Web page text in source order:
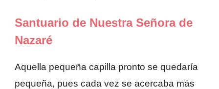
Santuario de Nuestra Señora de
Nazaré
Aquella pequeña capilla pronto se quedaría
pequeña, pues cada vez se acercaba más